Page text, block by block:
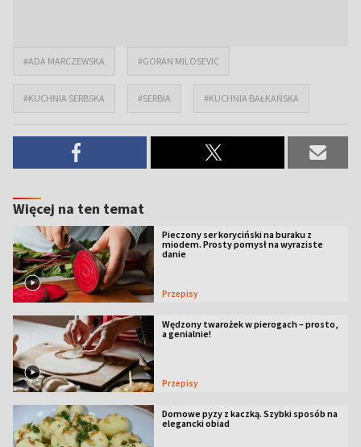
#ADA MARCZEWSKA #GORAN MILOSEVIC
#KUCHNIA SERBSKA #SERBIA #KUCHNIA BAŁKAŃSKA
Więcej na ten temat
Pieczony ser koryciński na buraku z
miodem. Prosty pomysł na wyraziste
danie
Przepisy
Wędzony twarożek w pierogach – prosto,
a genialnie!
Przepisy
Domowe pyzy z kaczką. Szybki sposób na
elegancki obiad